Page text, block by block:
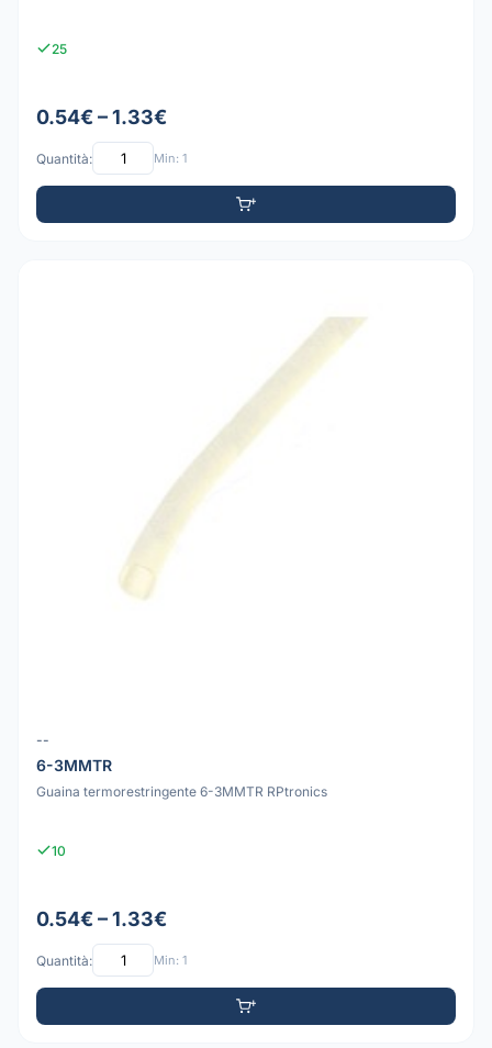
25
0.54€ – 1.33€
Quantità: Min: 1
--
6-3MMTR
Guaina termorestringente 6-3MMTR RPtronics
10
0.54€ – 1.33€
Quantità: Min: 1